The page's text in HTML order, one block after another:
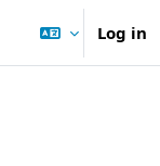
Log in